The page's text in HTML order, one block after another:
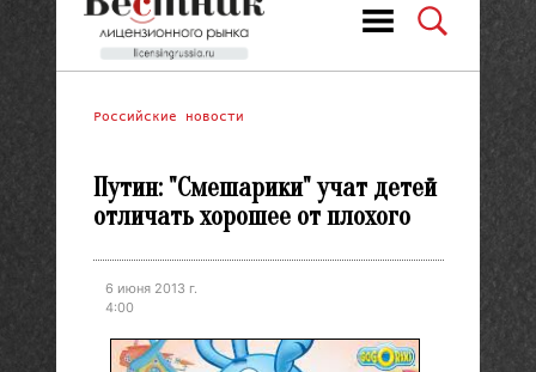
Российские новости
Путин: "Смешарики" учат детей
отличать хорошее от плохого
6 июня 2013 г.
4:00